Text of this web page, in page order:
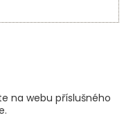
na webu příslušného